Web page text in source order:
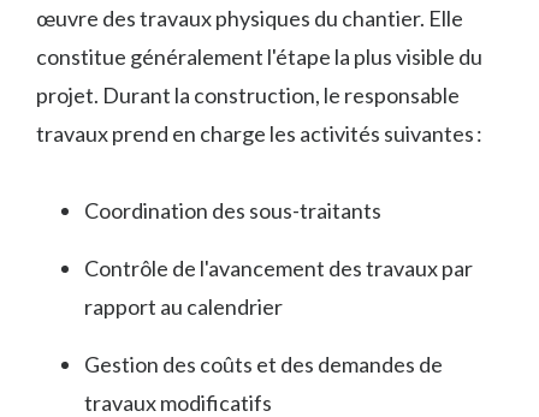
œuvre des travaux physiques du chantier. Elle
constitue généralement l'étape la plus visible du
projet. Durant la construction, le responsable
travaux prend en charge les activités suivantes :
Coordination des sous-traitants
Contrôle de l'avancement des travaux par
rapport au calendrier
Gestion des coûts et des demandes de
travaux modificatifs